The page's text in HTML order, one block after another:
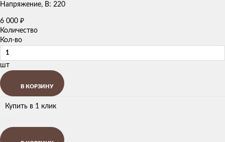
Напряжение, В: 220
6 000 ₽
Количество
Кол-во
шт
В КОРЗИНУ
Купить в 1 клик